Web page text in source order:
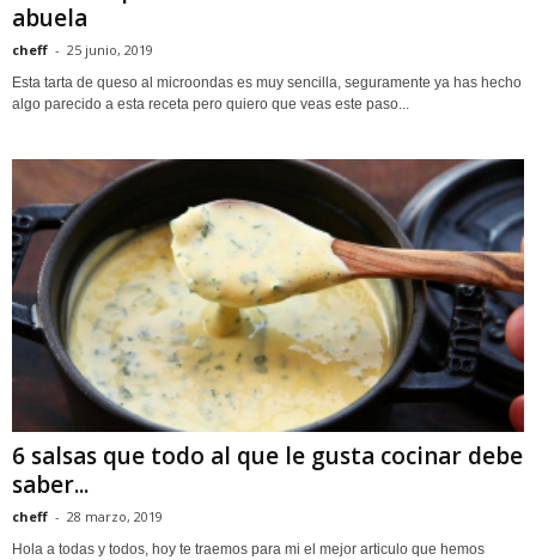
abuela
cheff - 25 junio, 2019
Esta tarta de queso al microondas es muy sencilla, seguramente ya has hecho
algo parecido a esta receta pero quiero que veas este paso...
6 salsas que todo al que le gusta cocinar debe
saber...
cheff - 28 marzo, 2019
Hola a todas y todos, hoy te traemos para mi el mejor articulo que hemos